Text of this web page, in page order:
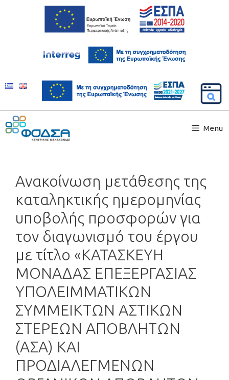
Menu
Ανακοίνωση μετάθεσης της
καταληκτικής ημερομηνίας
υποβολής προσφορών για
τον διαγωνισμό του έργου
με τίτλο «ΚΑΤΑΣΚΕΥΗ
ΜΟΝΑΔΑΣ ΕΠΕΞΕΡΓΑΣΙΑΣ
ΥΠΟΛΕΙΜΜΑΤΙΚΩΝ
ΣΥΜΜΕΙΚΤΩΝ ΑΣΤΙΚΩΝ
ΣΤΕΡΕΩΝ ΑΠΟΒΛΗΤΩΝ
(ΑΣΑ) ΚΑΙ
ΠΡΟΔΙΑΛΕΓΜΕΝΩΝ